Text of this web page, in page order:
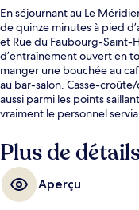
En séjournant au Le
de quinze minutes à pied
et Rue du Faubourg-Saint-
d’entraînement ouvert en
manger une bouchée au
au bar-salon. Casse-
aussi parmi les points
vraiment le personnel
Maillot se trouve à 3
à 3 minutes.
Plus de
Aperçu